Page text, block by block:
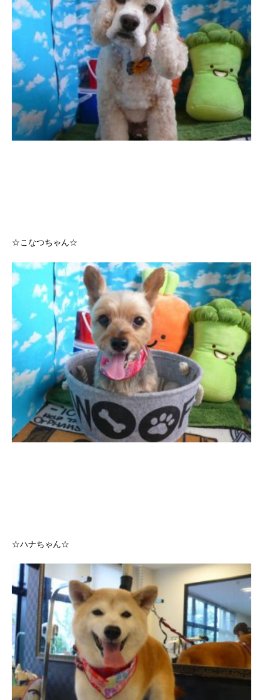
☆こなつちゃん☆
☆ハナちゃん☆